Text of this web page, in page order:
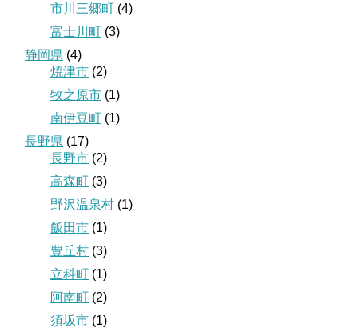
市川三郷町 (4)
富士川町 (3)
静岡県 (4)
焼津市 (2)
牧之原市 (1)
南伊豆町 (1)
長野県 (17)
長野市 (2)
高森町 (3)
野沢温泉村 (1)
飯田市 (1)
豊丘村 (3)
立科町 (1)
阿南町 (2)
須坂市 (1)